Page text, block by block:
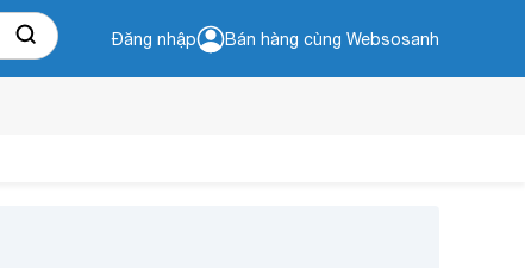
Đăng nhập Bán hàng cùng Websosanh